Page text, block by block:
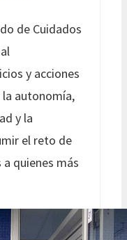
de Cuidados
y acciones
la autonomía,
y la
el reto de
quienes más